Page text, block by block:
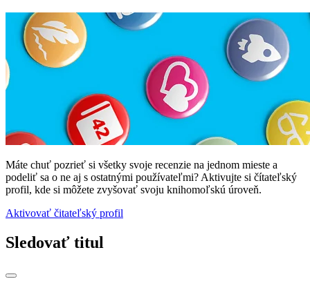
Máte chuť pozrieť si všetky svoje recenzie na jednom mieste a
podeliť sa o ne aj s ostatnými používateľmi? Aktivujte si čítateľský
profil, kde si môžete zvyšovať svoju knihomoľskú úroveň.
Aktivovať čitateľský profil
Sledovať titul